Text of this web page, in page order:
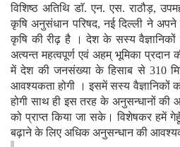
विशिष्ठ अतिथि डाॅ. एन. एस. राठौड़,
कृषि अनुसंधान परिषद, नई दिल्ली ने अपने
कृषि की रीढ़ है । देश के सस्य वैज्ञानिकों
अत्यन्त महत्वपूर्ण एवं अहम् भूमिका प्रदान
में देश की जनसंख्या के हिसाब से 310
आवश्यकता होगी । इसमें सस्य वैज्ञानिकों
होगी साथ ही इस तरह के अनुसन्धानों की
को प्राप्त किया जा सके। विशेषकर हमें
बढ़ाने के लिए अधिक अनुसन्धान की